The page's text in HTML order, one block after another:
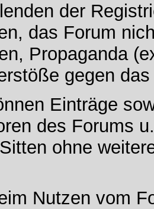
der
das Forum
Propaganda
gegen
Einträge
des Forums
ohne
Nutzen vom